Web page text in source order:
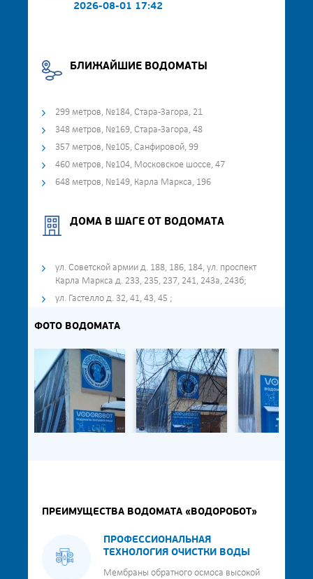
2026-08-01 17:42
БЛИЖАЙШИЕ ВОДОМАТЫ
299 метров, №184, Стара-Загора, 21
348 метров, №169, Стара-Загора, 48
357 метров, №105, Санфировой, 99
460 метров, №104, Московское шоссе, 47
648 метров, №149, Карла Маркса, 196
ДОМА В ШАГЕ ОТ ВОДОМАТА
ул. Советской армии д. 188, 186, 184, ул. проспект
Карла Маркса д. 233, 235, 237, 241, 243а, 243б;
ул. Гастелло д. 32, 41, 43, 45 ;
ФОТО ВОДОМАТА
ПРЕИМУЩЕСТВА ВОДОМАТА «ВОДОРОБОТ»
ПРОФЕССИОНАЛЬНАЯ
ТЕХНОЛОГИЯ ОЧИСТКИ ВОДЫ
Мембраны обратного осмоса высокой